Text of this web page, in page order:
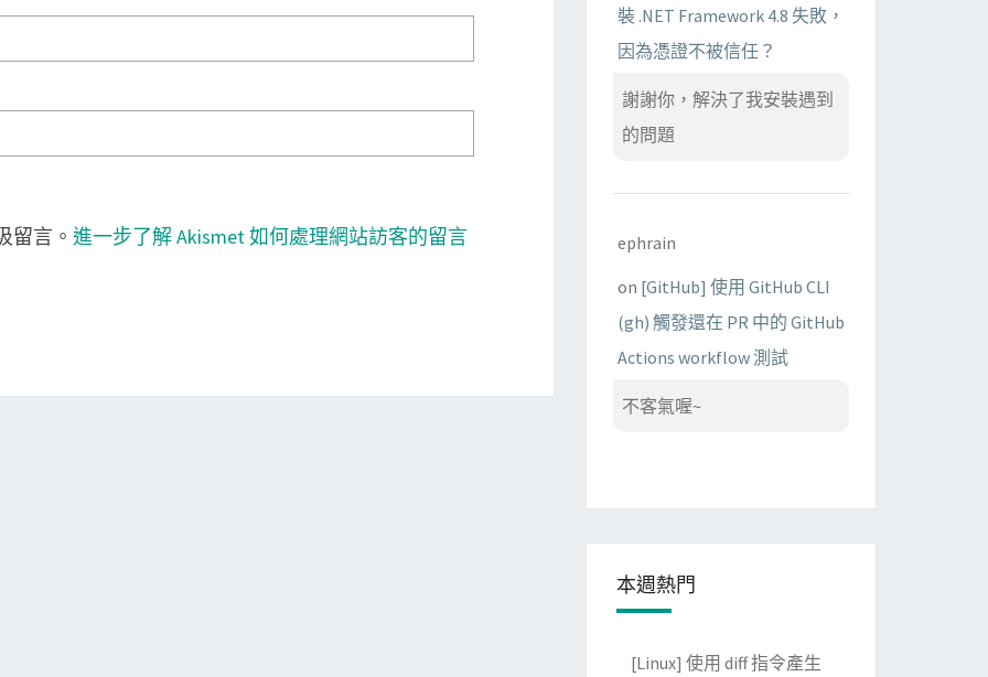
留言。 進一步了解 Akismet 如何處理網站訪客的留言
裝 .NET Framework 4.8 失敗，
因為憑證不被信任？
謝謝你，解決了我安裝遇到
的問題
ephrain
on [GitHub] 使用 GitHub CLI
(gh) 觸發還在 PR 中的 GitHub
Actions workflow 測試
不客氣喔~
本週熱門
[Linux] 使用 diff 指令產生